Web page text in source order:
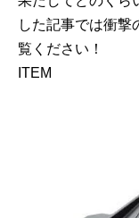
した記事では衝撃
覧ください！
ITEM